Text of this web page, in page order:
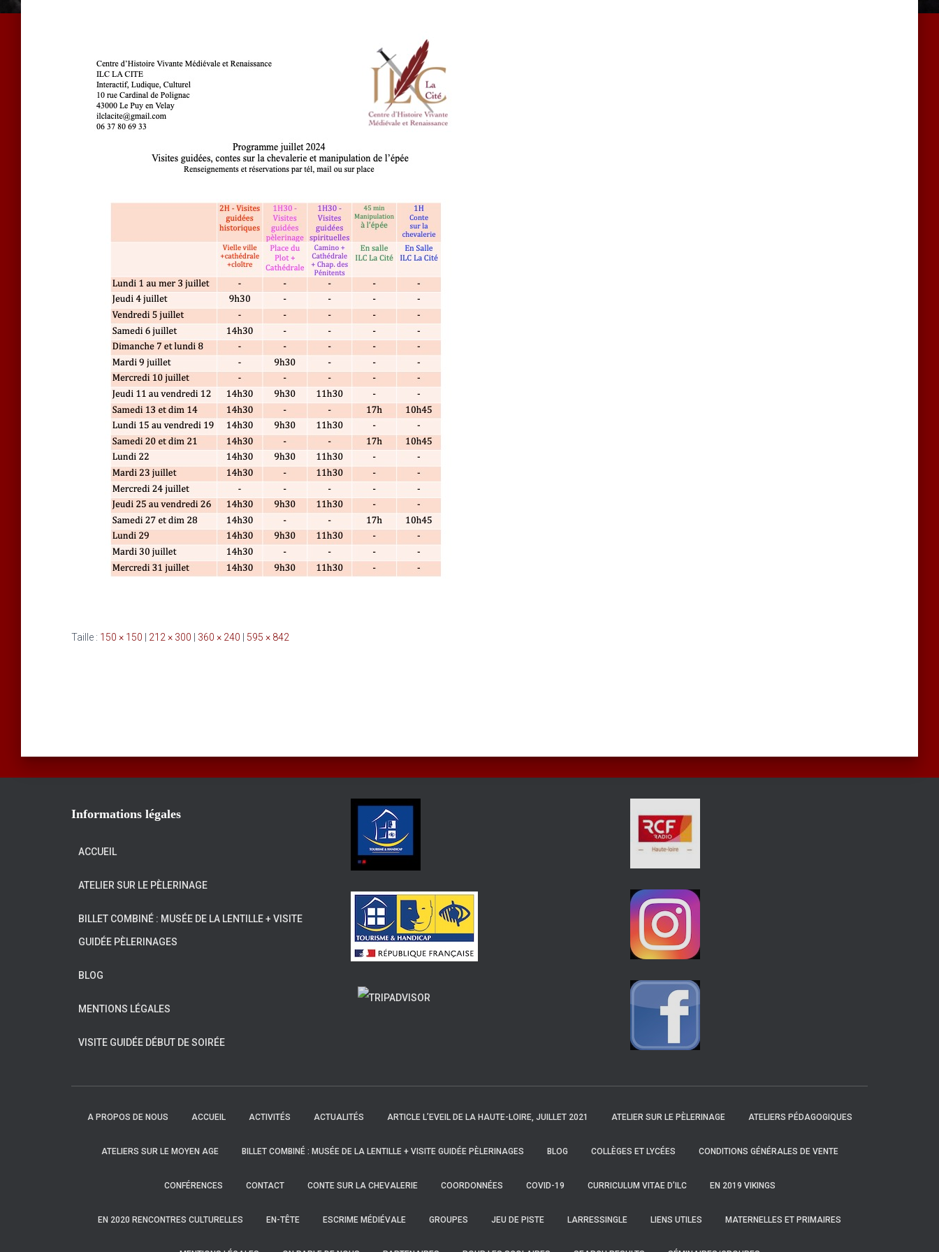
Taille : 150 × 150 212 × 300 360 × 240 595 × 842
Informations légales
ACCUEIL
ATELIER SUR LE PÈLERINAGE
BILLET COMBINÉ : MUSÉE DE LA LENTILLE + VISITE
GUIDÉE PÈLERINAGES
BLOG
MENTIONS LÉGALES
VISITE GUIDÉE DÉBUT DE SOIRÉE
A PROPOS DE NOUS ACCUEIL ACTIVITÉS ACTUALITÉS ARTICLE L’EVEIL DE LA HAUTE-LOIRE, JUILLET 2021 ATELIER SUR LE PÈLERINAGE ATELIERS PÉDAGOGIQUES
ATELIERS SUR LE MOYEN AGE BILLET COMBINÉ : MUSÉE DE LA LENTILLE + VISITE GUIDÉE PÈLERINAGES BLOG COLLÈGES ET LYCÉES CONDITIONS GÉNÉRALES DE VENTE
CONFÉRENCES CONTACT CONTE SUR LA CHEVALERIE COORDONNÉES COVID-19 CURRICULUM VITAE D’ILC EN 2019 VIKINGS
EN 2020 RENCONTRES CULTURELLES EN-TÊTE ESCRIME MÉDIÉVALE GROUPES JEU DE PISTE LARRESSINGLE LIENS UTILES MATERNELLES ET PRIMAIRES